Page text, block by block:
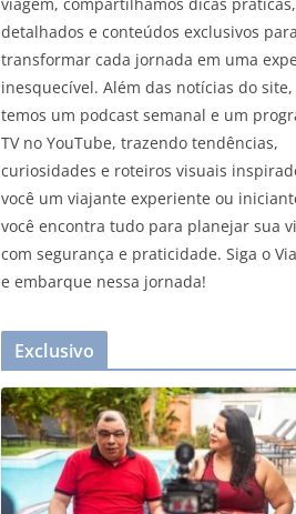
detalhados e conteúdos exclusivos para
transformar cada jornada em uma
inesquecível. Além das notícias do
temos um podcast semanal e um
TV no YouTube, trazendo tendências,
curiosidades e roteiros visuais
você um viajante experiente ou
você encontra tudo para planejar sua
com segurança e praticidade. Siga o
e embarque nessa jornada!
Exclusivo